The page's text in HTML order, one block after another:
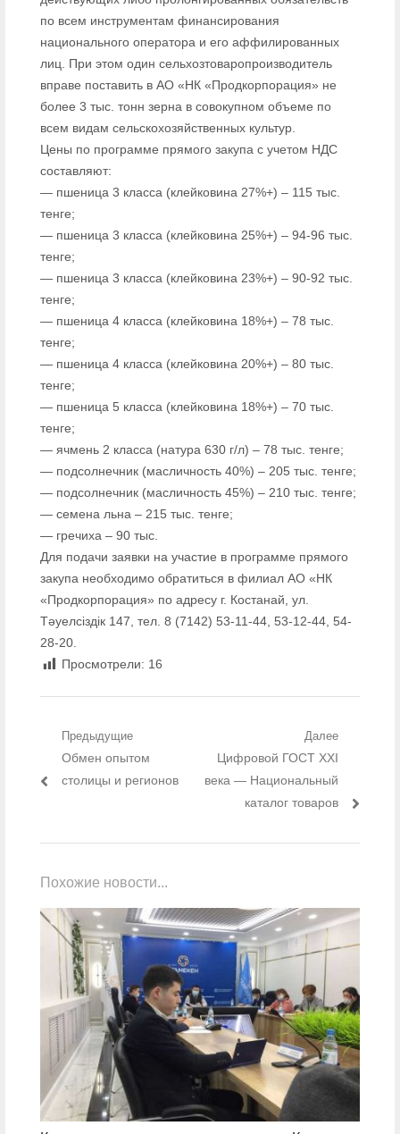
по всем инструментам финансирования
национального оператора и его аффилированных
лиц. При этом один сельхозтоваропроизводитель
вправе поставить в АО «НК «Продкорпорация» не
более 3 тыс. тонн зерна в совокупном объеме по
всем видам сельскохозяйственных культур.
Цены по программе прямого закупа с учетом НДС
составляют:
— пшеница 3 класса (клейковина 27%+) – 115 тыс.
тенге;
— пшеница 3 класса (клейковина 25%+) – 94-96 тыс.
тенге;
— пшеница 3 класса (клейковина 23%+) – 90-92 тыс.
тенге;
— пшеница 4 класса (клейковина 18%+) – 78 тыс.
тенге;
— пшеница 4 класса (клейковина 20%+) – 80 тыс.
тенге;
— пшеница 5 класса (клейковина 18%+) – 70 тыс.
тенге;
— ячмень 2 класса (натура 630 г/л) – 78 тыс. тенге;
— подсолнечник (масличность 40%) – 205 тыс. тенге;
— подсолнечник (масличность 45%) – 210 тыс. тенге;
— семена льна – 215 тыс. тенге;
— гречиха – 90 тыс.
Для подачи заявки на участие в программе прямого
закупа необходимо обратиться в филиал АО «НК
«Продкорпорация» по адресу г. Костанай, ул.
Тәуелсіздік 147, тел. 8 (7142) 53-11-44, 53-12-44, 54-
28-20.
Просмотрели: 16
Навигация по записям
Предыдущие
Предыдущий пост:
Обмен опытом
столицы и регионов
Далее
Следующий пост:
Цифровой ГОСТ XXI
века — Национальный
каталог товаров
Похожие новости...